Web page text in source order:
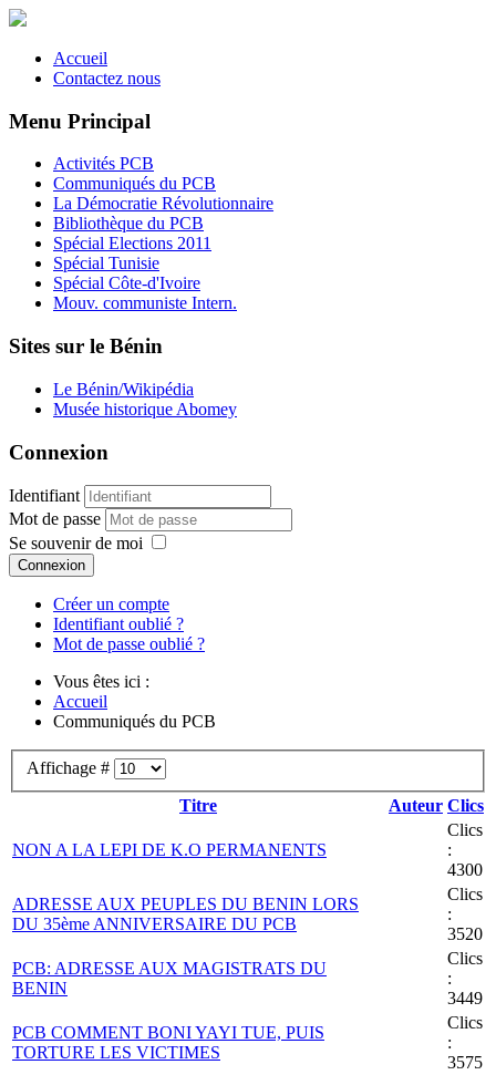
Accueil
Contactez nous
Menu Principal
Activités PCB
Communiqués du PCB
La Démocratie Révolutionnaire
Bibliothèque du PCB
Spécial Elections 2011
Spécial Tunisie
Spécial Côte-d'Ivoire
Mouv. communiste Intern.
Sites sur le Bénin
Le Bénin/Wikipédia
Musée historique Abomey
Connexion
Identifiant
Mot de passe
Se souvenir de moi
Connexion
Créer un compte
Identifiant oublié ?
Mot de passe oublié ?
Vous êtes ici :
Accueil
Communiqués du PCB
Affichage #
Titre
Auteur Clics
NON A LA LEPI DE K.O PERMANENTS
Clics
:
4300
ADRESSE AUX PEUPLES DU BENIN LORS
DU 35ème ANNIVERSAIRE DU PCB
Clics
:
3520
PCB: ADRESSE AUX MAGISTRATS DU
BENIN
Clics
:
3449
PCB COMMENT BONI YAYI TUE, PUIS
TORTURE LES VICTIMES
Clics
:
3575